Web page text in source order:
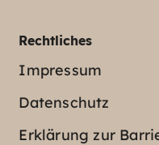
Rechtliches
Impressum
Datenschutz
Erklärung zur